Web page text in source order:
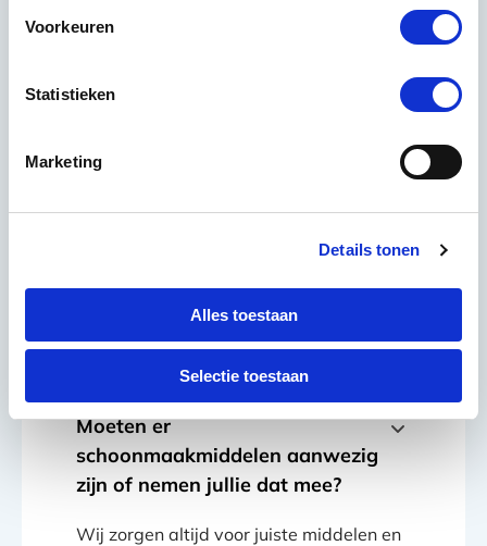
Voorkeuren
Statistieken
Marketing
Details tonen
Alles toestaan
Selectie toestaan
minimaal een jaar lang niet om te kijken
schoonmaakmedewerker/ster
medewerkers die passen bij onze
opdrachtgevers. Daarnaast werken we
met vaste vervangers voor het geval
onze vaste medewerker ziek of met
Moeten er
schoonmaakmiddelen aanwezig
zijn of nemen jullie dat mee?
Wij zorgen altijd voor juiste middelen en